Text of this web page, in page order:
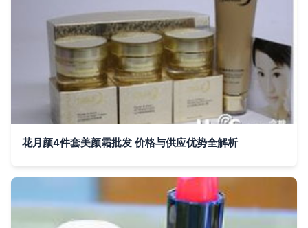
花月颜4件套美颜霜批发 价格与供应优势全解析